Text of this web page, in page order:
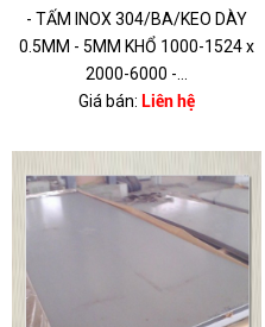
- TẤM INOX 304/BA/KEO DÀY
0.5MM - 5MM KHỔ 1000-1524 x
2000-6000 -...
Giá bán: Liên hệ